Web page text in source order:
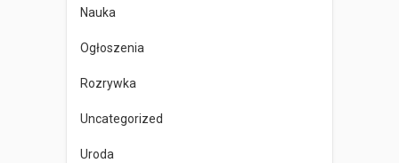
Nauka
Ogłoszenia
Rozrywka
Uncategorized
Uroda